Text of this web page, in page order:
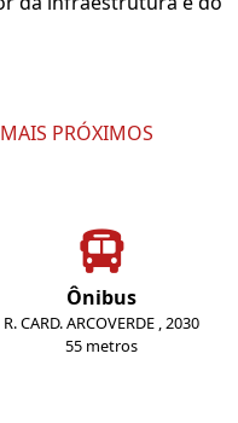
PRÓXIMOS
Ônibus
R. CARD. ARCOVERDE , 2030
55 metros